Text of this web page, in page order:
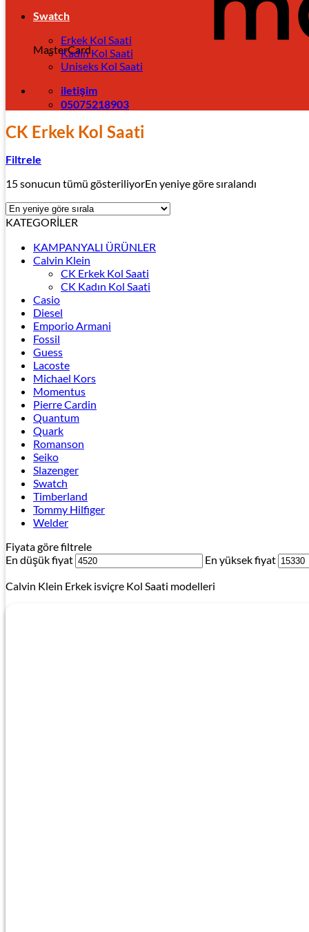
MasterCard
Swatch
Erkek Kol Saati
Kadın Kol Saati
Uniseks Kol Saati
iletişim
05075218903
CK Erkek Kol Saati
Filtrele
15 sonucun tümü gösteriliyorEn yeniye göre sıralandı
KATEGORİLER
KAMPANYALI ÜRÜNLER
Calvin Klein
CK Erkek Kol Saati
CK Kadın Kol Saati
Casio
Diesel
Emporio Armani
Fossil
Guess
Lacoste
Michael Kors
Momentus
Pierre Cardin
Quantum
Quark
Romanson
Seiko
Slazenger
Swatch
Timberland
Tommy Hilfiger
Welder
Fiyata göre filtrele
En düşük fiyat
En yüksek fiyat
Calvin Klein Erkek isviçre Kol Saati modelleri